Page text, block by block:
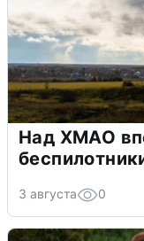
Над ХМАО
3 августа 0